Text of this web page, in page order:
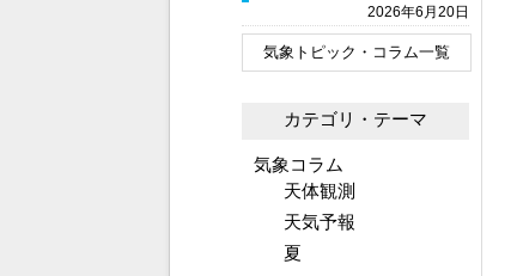
2026年6月20日
気象トピック・コラム一覧
カテゴリ・テーマ
気象コラム
天体観測
天気予報
夏